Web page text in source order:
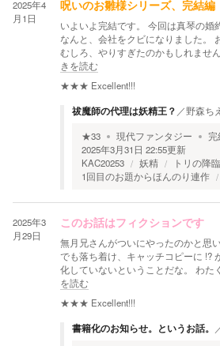
2025年4
月1日
呪いのお雛様シリーズ、完結編
いよいよ完結です。 今回は真琴の婚
なんと、会社をクビになりました。
むしろ、やりすぎたのかもしれませ
きを読む
★★★ Excellent!!!
祓魔師の代理は妖精王？ ／野森ち
★33 現代ファンタジー 完
2025年3月31日 22:55更新
KAC20253
妖精
トリの降臨
1回目のお題からほんのり連作
2025年3
月29日
このお話はフィクションです
無月兄さんがついにやったのかと思
でも落ち着け、キャッチコピーに !?
化していないということだな。 わた
を読む
★★★ Excellent!!!
書籍化のお知らせ。というお話。